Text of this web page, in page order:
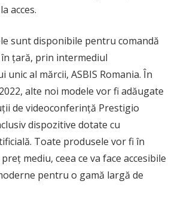
acces.
sunt disponibile pentru comandă
țară, prin intermediul
al mărcii, ASBIS Romania. În
alte noi modele vor fi adăugate
de videoconferință Prestigio
dispozitive dotate cu
Toate produsele vor fi în
mediu, ceea ce va face accesibile
pentru o gamă largă de